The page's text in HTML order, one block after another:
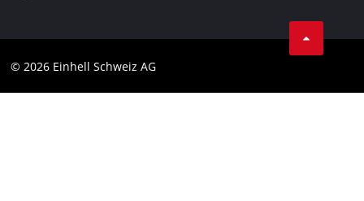
Testata
© 2026 Einhell Schweiz AG